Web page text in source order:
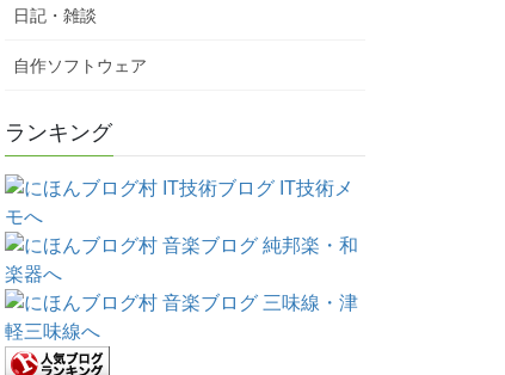
日記・雑談
自作ソフトウェア
ランキング